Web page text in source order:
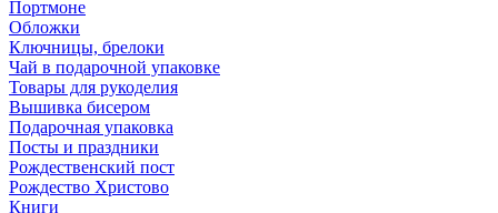
Портмоне
Обложки
Ключницы, брелоки
Чай в подарочной упаковке
Товары для рукоделия
Вышивка бисером
Подарочная упаковка
Посты и праздники
Рождественский пост
Рождество Христово
Книги